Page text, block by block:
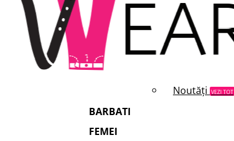
Categorii
Branduri
Noutăți VEZI TOT
BARBATI
FEMEI